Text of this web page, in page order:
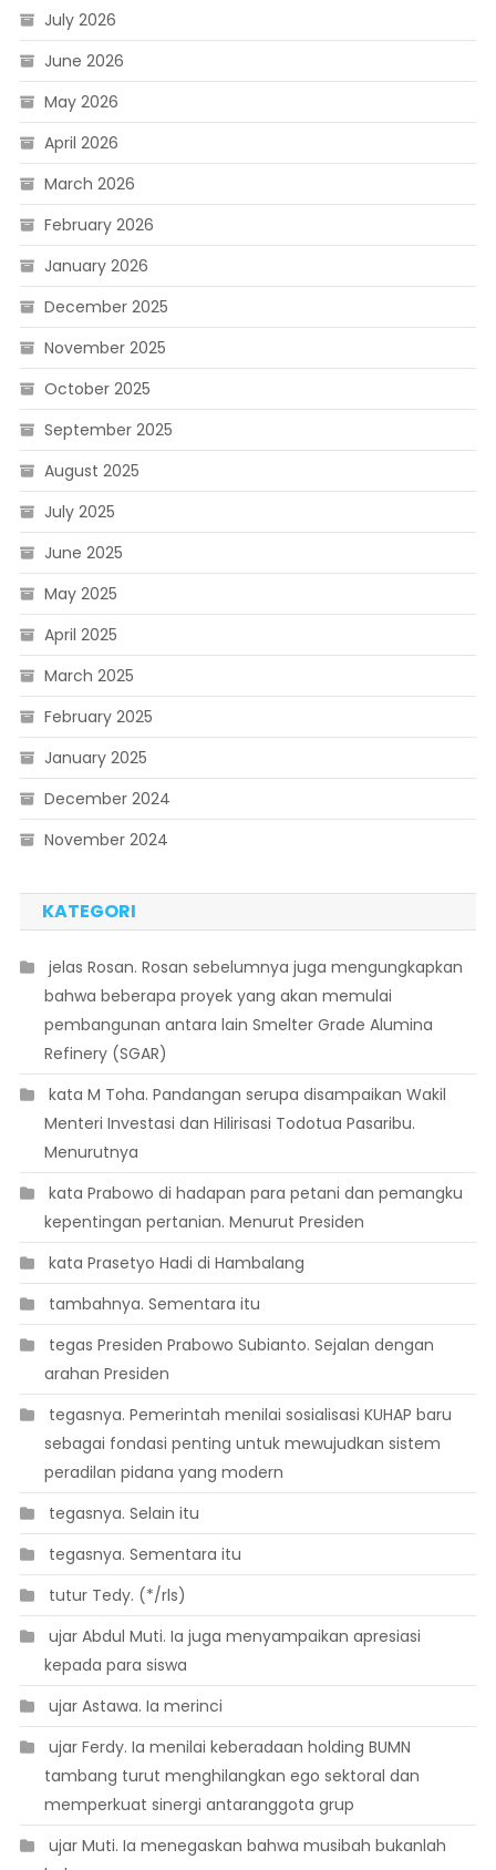
July 2026
June 2026
May 2026
April 2026
March 2026
February 2026
January 2026
December 2025
November 2025
October 2025
September 2025
August 2025
July 2025
June 2025
May 2025
April 2025
March 2025
February 2025
January 2025
December 2024
November 2024
KATEGORI
 jelas Rosan. Rosan sebelumnya juga mengungkapkan
bahwa beberapa proyek yang akan memulai
pembangunan antara lain Smelter Grade Alumina
Refinery (SGAR)
 kata M Toha. Pandangan serupa disampaikan Wakil
Menteri Investasi dan Hilirisasi Todotua Pasaribu.
Menurutnya
 kata Prabowo di hadapan para petani dan pemangku
kepentingan pertanian. Menurut Presiden
 kata Prasetyo Hadi di Hambalang
 tambahnya. Sementara itu
 tegas Presiden Prabowo Subianto. Sejalan dengan
arahan Presiden
 tegasnya. Pemerintah menilai sosialisasi KUHAP baru
sebagai fondasi penting untuk mewujudkan sistem
peradilan pidana yang modern
 tegasnya. Selain itu
 tegasnya. Sementara itu
 tutur Tedy. (*/rls)
 ujar Abdul Muti. Ia juga menyampaikan apresiasi
kepada para siswa
 ujar Astawa. Ia merinci
 ujar Ferdy. Ia menilai keberadaan holding BUMN
tambang turut menghilangkan ego sektoral dan
memperkuat sinergi antaranggota grup
 ujar Muti. Ia menegaskan bahwa musibah bukanlah